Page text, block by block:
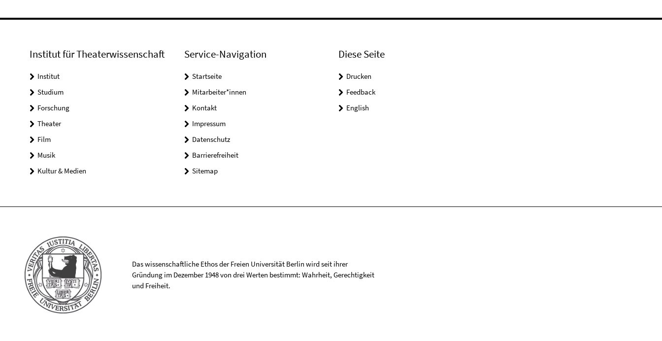
Institut für Theaterwissenschaft
Institut
Studium
Forschung
Theater
Film
Musik
Kultur & Medien
Service-Navigation
Startseite
Mitarbeiter*innen
Kontakt
Impressum
Datenschutz
Barrierefreiheit
Sitemap
Diese Seite
Drucken
Feedback
English
Das wissenschaftliche Ethos der Freien Universität Berlin wird seit ihrer
Gründung im Dezember 1948 von drei Werten bestimmt: Wahrheit, Gerechtigkeit
und Freiheit.